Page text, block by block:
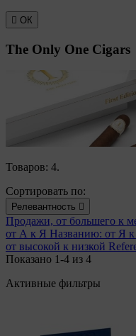
 ОК
The Only One Cigars
Товаров: 4.
Сортировать по:
Релевантность 
Продажи, от большего к
от А к Я Названию: от Я
от высокой к низкой
Показано 1-4 из 4
Активные фильтры